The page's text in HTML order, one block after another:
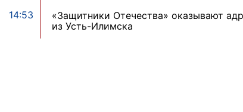
Три охотника за черемшой
пропали в Киренском
Льготный заём в 9
миллионов рублей получит
14:53
«Защитники Отечества» оказывают
из Усть-Илимска